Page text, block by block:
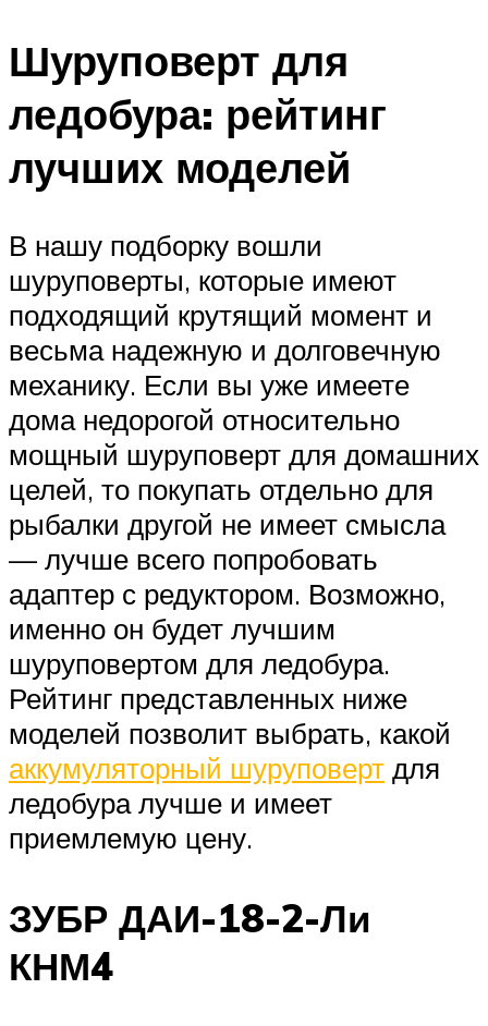
Шуруповерт для
ледобура: рейтинг
лучших моделей
В нашу подборку вошли
шуруповерты, которые имеют
подходящий крутящий момент и
весьма надежную и долговечную
механику. Если вы уже имеете
дома недорогой относительно
мощный шуруповерт для домашних
целей, то покупать отдельно для
рыбалки другой не имеет смысла
— лучше всего попробовать
адаптер с редуктором. Возможно,
именно он будет лучшим
шуруповертом для ледобура.
Рейтинг представленных ниже
моделей позволит выбрать, какой
аккумуляторный шуруповерт для
ледобура лучше и имеет
приемлемую цену.
ЗУБР ДАИ-18-2-Ли
КНМ4